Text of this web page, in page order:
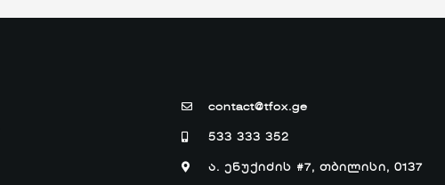
contact@tfox.ge
533 333 352
ა. ენუქიძის #7, თბილისი, 0137